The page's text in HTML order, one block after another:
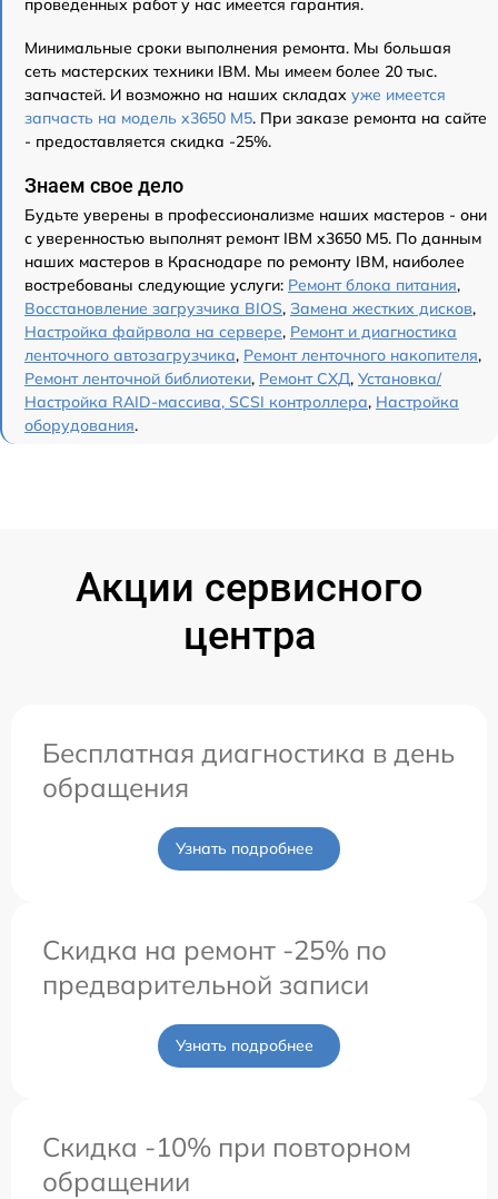
проведенных работ у нас имеется гарантия.
Минимальные сроки выполнения ремонта. Мы большая
сеть мастерских техники IBM. Мы имеем более 20 тыс.
запчастей. И возможно на наших складах уже имеется
запчасть на модель x3650 M5. При заказе ремонта на сайте
- предоставляется скидка -25%.
Знаем свое дело
Будьте уверены в профессионализме наших мастеров - они
с уверенностью выполнят ремонт IBM x3650 M5. По данным
наших мастеров в Краснодаре по ремонту IBM, наиболее
востребованы следующие услуги: Ремонт блока питания,
Восстановление загрузчика BIOS, Замена жестких дисков,
Настройка файрвола на сервере, Ремонт и диагностика
ленточного автозагрузчика, Ремонт ленточного накопителя,
Ремонт ленточной библиотеки, Ремонт СХД, Установка/
Настройка RAID-массива, SCSI контроллера, Настройка
оборудования.
Акции сервисного
центра
Бесплатная диагностика в день
обращения
Узнать подробнее
Скидка на ремонт -25% по
предварительной записи
Узнать подробнее
Скидка -10% при повторном
обращении